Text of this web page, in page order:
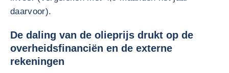
daarvoor).
De daling van de olieprijs drukt op de
overheidsfinanciën en de externe
rekeningen